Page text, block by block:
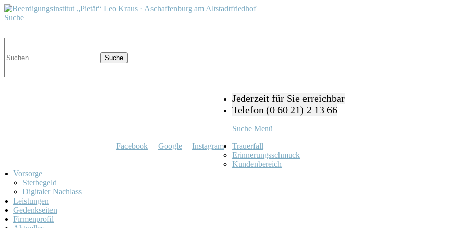
Suche
Facebook Google Instagram
Jederzeit für Sie erreichbar
Telefon (0 60 21) 2 13 66
Suche Menü
Trauerfall
Erinnerungsschmuck
Kundenbereich
Vorsorge
Sterbegeld
Digitaler Nachlass
Leistungen
Gedenkseiten
Firmenprofil